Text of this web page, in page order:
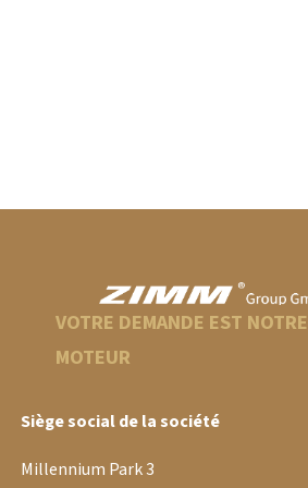
VOTRE DEMANDE EST NOTRE
MOTEUR
Siège social de la société
Millennium Park 3